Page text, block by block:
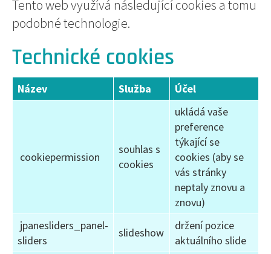
Tento web využívá následující cookies a tomu
podobné technologie.
Technické cookies
Název Služba Účel
cookiepermission
souhlas s
cookies
ukládá vaše
preference
týkající se
cookies (aby se
vás stránky
neptaly znovu a
znovu)
jpanesliders_panel-
sliders
slideshow
držení pozice
aktuálního slide